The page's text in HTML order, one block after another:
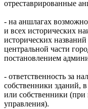
отреставрированные
- на аншлагах
и всех исторических
исторических
центральной части
постановлением
- ответственность за
собственники
или собственники (при
управления).